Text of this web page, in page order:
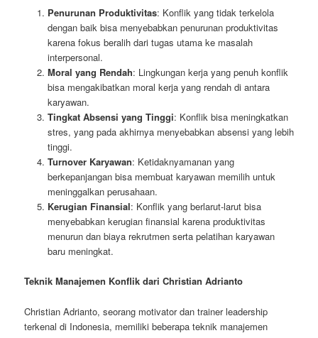
Penurunan Produktivitas: Konflik yang tidak terkelola
dengan baik bisa menyebabkan penurunan produktivitas
karena fokus beralih dari tugas utama ke masalah
interpersonal.
Moral yang Rendah: Lingkungan kerja yang penuh konflik
bisa mengakibatkan moral kerja yang rendah di antara
karyawan.
Tingkat Absensi yang Tinggi: Konflik bisa meningkatkan
stres, yang pada akhirnya menyebabkan absensi yang lebih
tinggi.
Turnover Karyawan: Ketidaknyamanan yang
berkepanjangan bisa membuat karyawan memilih untuk
meninggalkan perusahaan.
Kerugian Finansial: Konflik yang berlarut-larut bisa
menyebabkan kerugian finansial karena produktivitas
menurun dan biaya rekrutmen serta pelatihan karyawan
baru meningkat.
Teknik Manajemen Konflik dari Christian Adrianto
Christian Adrianto, seorang motivator dan trainer leadership
terkenal di Indonesia, memiliki beberapa teknik manajemen